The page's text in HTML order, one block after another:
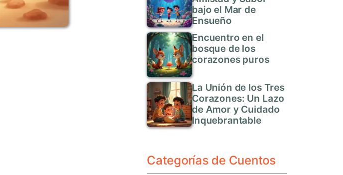
bajo el Mar de
Ensueño
Encuentro en el
bosque de los
corazones puros
La Unión de los Tres
Corazones: Un Lazo
de Amor y Cuidado
Inquebrantable
Categorías de Cuentos